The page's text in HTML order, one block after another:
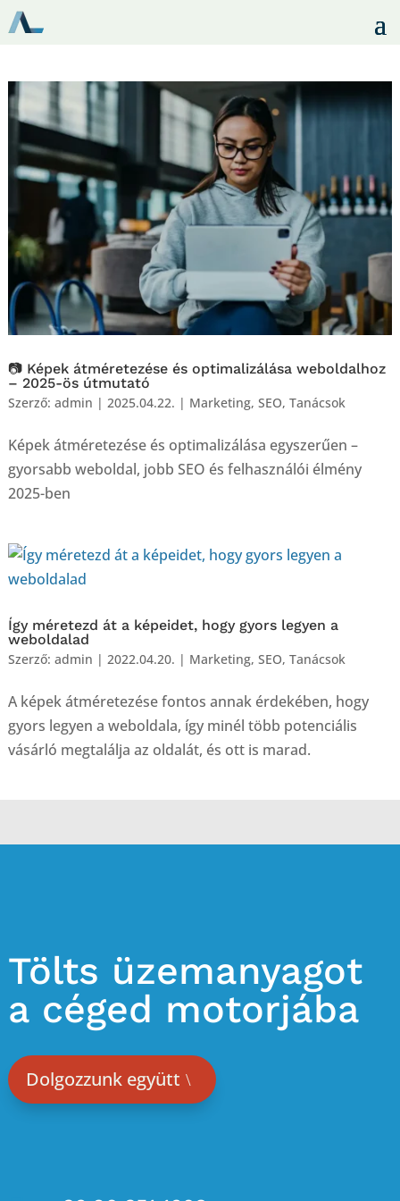
📷 Képek átméretezése és optimalizálása weboldalhoz
– 2025-ös útmutató
Szerző: admin | 2025.04.22. | Marketing, SEO, Tanácsok
Képek átméretezése és optimalizálása egyszerűen –
gyorsabb weboldal, jobb SEO és felhasználói élmény
2025-ben
Így méretezd át a képeidet, hogy gyors legyen a
weboldalad
Szerző: admin | 2022.04.20. | Marketing, SEO, Tanácsok
A képek átméretezése fontos annak érdekében, hogy
gyors legyen a weboldala, így minél több potenciális
vásárló megtalálja az oldalát, és ott is marad.
Tölts üzemanyagot
a céged motorjába
Dolgozzunk együtt